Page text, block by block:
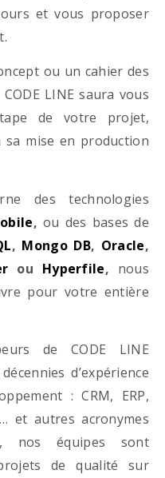
et vous proposer
ou un cahier des
LINE saura vous
de votre projet,
sa mise en production
des technologies
, ou des bases de
, Mongo DB, Oracle,
ou Hyperfile, nous
pour votre entière
de CODE LINE
d’expérience
: CRM, ERP,
et autres acronymes
nos équipes sont
de qualité sur